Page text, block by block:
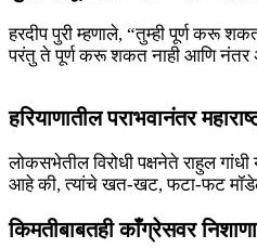
हरदीप पुरी म्हणाले, “तुम्ही पूर्ण करू
परंतु ते पूर्ण करू शकत नाही आणि नंतर
हरियाणातील पराभवानंतर
लोकसभेतील विरोधी पक्षनेते राहुल
आहे की, त्यांचे खत-खट, फटा-फट
किमतीबाबतही काँग्रेसवर